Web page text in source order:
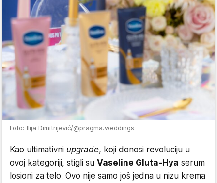
Foto: Ilija Dimitrijević/@pragma.weddings
Kao ultimativni upgrade, koji donosi revoluciju u
ovoj kategoriji, stigli su Vaseline Gluta-Hya serum
losioni za telo. Ovo nije samo još jedna u nizu krema